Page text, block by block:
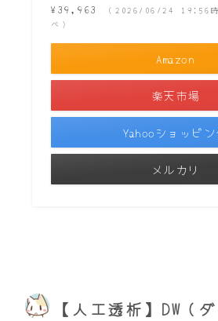
【人工透析】DW（
¥39,963
（2026/06/24 19:56
べ）
Amazon
楽天市場
Yahooショッピン
メルカリ